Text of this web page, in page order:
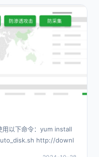
用以下命令：yum install
http://downl